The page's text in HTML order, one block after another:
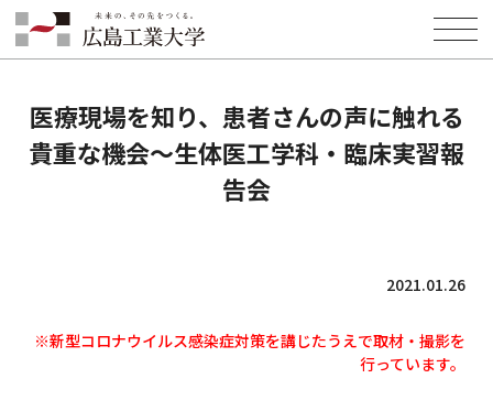
HOME INFORMATION
医療現場を知り、患者さんの声に触れる貴重な機会～生体医工学科・臨
床実習報告会
医療現場を知り、患者さんの声に触れる
貴重な機会～生体医工学科・臨床実習報
告会
2021.01.26
※新型コロナウイルス感染症対策を講じたうえで取材・撮影を
行っています。